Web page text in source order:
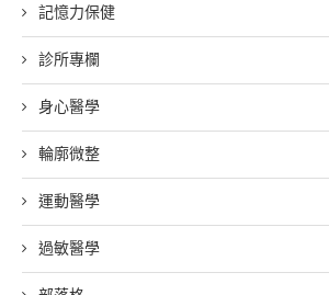
記憶力保健
診所專欄
身心醫學
輪廓微整
運動醫學
過敏醫學